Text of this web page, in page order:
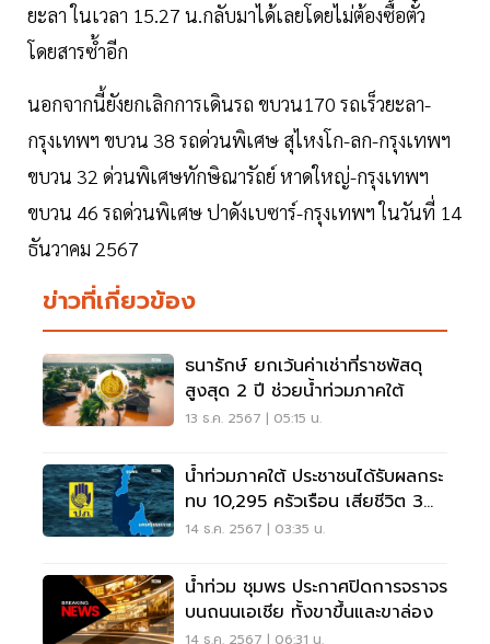
ยะลา ในเวลา 15.27 น.กลับมาได้เลยโดยไม่ต้องซื้อตั๋ว
โดยสารซ้ำอีก
นอกจากนี้ยังยกเลิกการเดินรถ ขบวน170 รถเร็วยะลา-
กรุงเทพฯ ขบวน 38 รถด่วนพิเศษ สุไหงโก-ลก-กรุงเทพฯ
ขบวน 32 ด่วนพิเศษทักษิณารัถย์ หาดใหญ่-กรุงเทพฯ
ขบวน 46 รถด่วนพิเศษ ปาดังเบซาร์-กรุงเทพฯ ในวันที่ 14
ธันวาคม 2567
ข่าวที่เกี่ยวข้อง
ธนารักษ์ ยกเว้นค่าเช่าที่ราชพัสดุ
สูงสุด 2 ปี ช่วยน้ำท่วมภาคใต้
13 ธ.ค. 2567 | 05:15 น.
น้ำท่วมภาคใต้ ประชาชนได้รับผลกระ
ทบ 10,295 ครัวเรือน เสียชีวิต 3
ราย
14 ธ.ค. 2567 | 03:35 น.
น้ำท่วม ชุมพร ประกาศปิดการจราจร
บนถนนเอเชีย ทั้งขาขึ้นและขาล่อง
14 ธ.ค. 2567 | 06:31 น.